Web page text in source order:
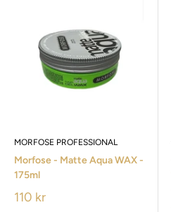
MORFOSE PROFESSIONAL
Morfose - Matte Aqua WAX -
175ml
110 kr